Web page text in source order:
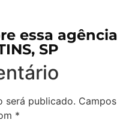
essa agência
SP
será publicado. Campos
*